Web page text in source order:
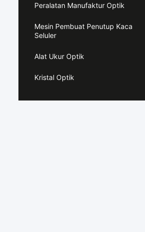
Peralatan Manufaktur Optik
Mesin Pembuat Penutup Kaca
Seluler
Alat Ukur Optik
Kristal Optik